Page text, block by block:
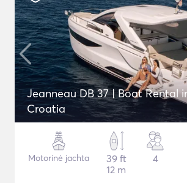
Jeanneau DB 37 | Boat Rental
Croatia
Motorinė jachta
39 ft
12 m
4